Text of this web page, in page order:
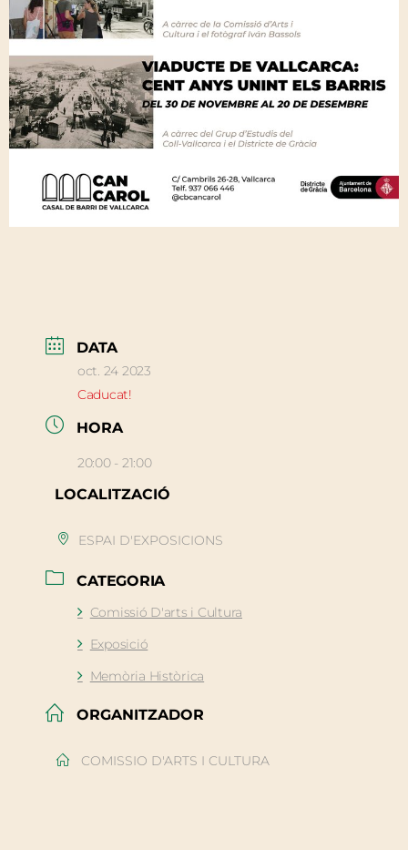
DATA
oct. 24 2023
Caducat!
HORA
20:00 - 21:00
LOCALITZACIÓ
ESPAI D'EXPOSICIONS
CATEGORIA
Comissió D'arts i Cultura
Exposició
Memòria Històrica
ORGANITZADOR
COMISSIO D'ARTS I CULTURA